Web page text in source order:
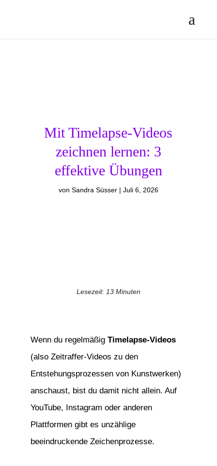
Mit Timelapse-Videos
zeichnen lernen: 3
effektive Übungen
von Sandra Süsser Juli 6, 2026
Lesezeit: 13 Minuten
Wenn du regelmäßigTimelapse-Videos
(also Zeitraffer-Videos zu den
Entstehungsprozessen von Kunstwerken)
anschaust, bist du damit nicht allein. Auf
YouTube, Instagram oder anderen
Plattformen gibt es unzählige
beeindruckende Zeichenprozesse.